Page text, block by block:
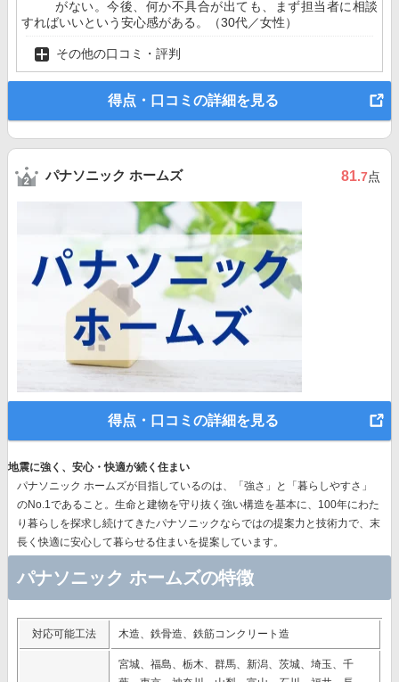
がない。今後、何か不具合が出ても、まず担当者に相談
すればいいという安心感がある。（30代／女性）
その他の口コミ・評判
得点・口コミの詳細を見る
パナソニック ホームズ 81.7点
得点・口コミの詳細を見る
地震に強く、安心・快適が続く住まい
パナソニック ホームズが目指しているのは、「強さ」と「暮らしやすさ」
のNo.1であること。生命と建物を守り抜く強い構造を基本に、 100年にわた
り暮らしを探求し続けてきたパナソニックならではの提案力と技術力で、末
長く快適に安心して暮らせる住まいを提案しています。
パナソニック ホームズの特徴
対応可能工法 木造、鉄骨造、鉄筋コンクリート造
宮城、福島、栃木、群馬、新潟、茨城、埼玉、千